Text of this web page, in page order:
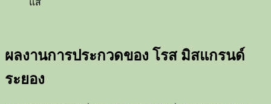
ผลงานการประกวดของ โรส มิสแกรนด์
ระยอง